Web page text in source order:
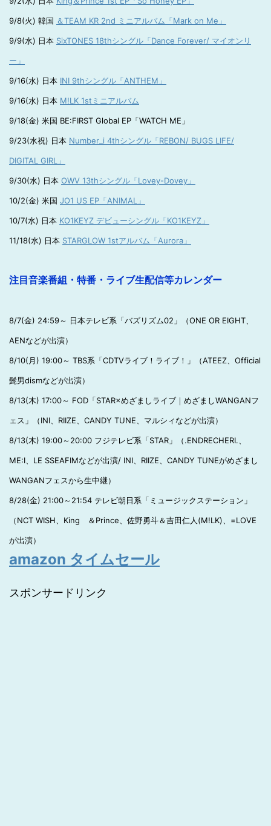
9/8(火) 韓国 ＆TEAM KR 2nd ミニアルバム「Mark on Me」
9/9(水) 日本 SixTONES 18thシングル「Dance Forever/ マイオンリ
ー」
9/16(水) 日本 INI 9thシングル「ANTHEM」
9/16(水) 日本 M!LK 1stミニアルバム
9/18(金) 米国 BE:FIRST Global EP「WATCH ME」
9/23(水祝) 日本 Number_i 4thシングル「REBON/ BUGS LIFE/
DIGITAL GIRL」
9/30(水) 日本 OWV 13thシングル「Lovey-Dovey」
10/2(金) 米国 JO1 US EP「ANIMAL」
10/7(水) 日本 KO1KEYZ デビューシングル「KO1KEYZ」
11/18(水) 日本 STARGLOW 1stアルバム「Aurora」
注目音楽番組・特番・ライブ生配信等カレンダー
8/7(金) 24:59～ 日本テレビ系「バズリズム02」（ONE OR EIGHT、
AENなどが出演）
8/10(月) 19:00～ TBS系「CDTVライブ！ライブ！」（ATEEZ、Official
髭男dismなどが出演）
8/13(木) 17:00～ FOD「STAR×めざましライブ｜めざましWANGANフ
ェス」（INI、RIIZE、CANDY TUNE、マルシィなどが出演）
8/13(木) 19:00～20:00 フジテレビ系「STAR」（.ENDRECHERI.、
ME:I、LE SSEAFIMなどが出演/ INI、RIIZE、CANDY TUNEがめざまし
WANGANフェスから生中継）
8/28(金) 21:00～21:54 テレビ朝日系「ミュージックステーション」
（NCT WISH、King ＆Prince、佐野勇斗＆吉田仁人(M!LK)、=LOVE
が出演）
amazon タイムセール
スポンサードリンク